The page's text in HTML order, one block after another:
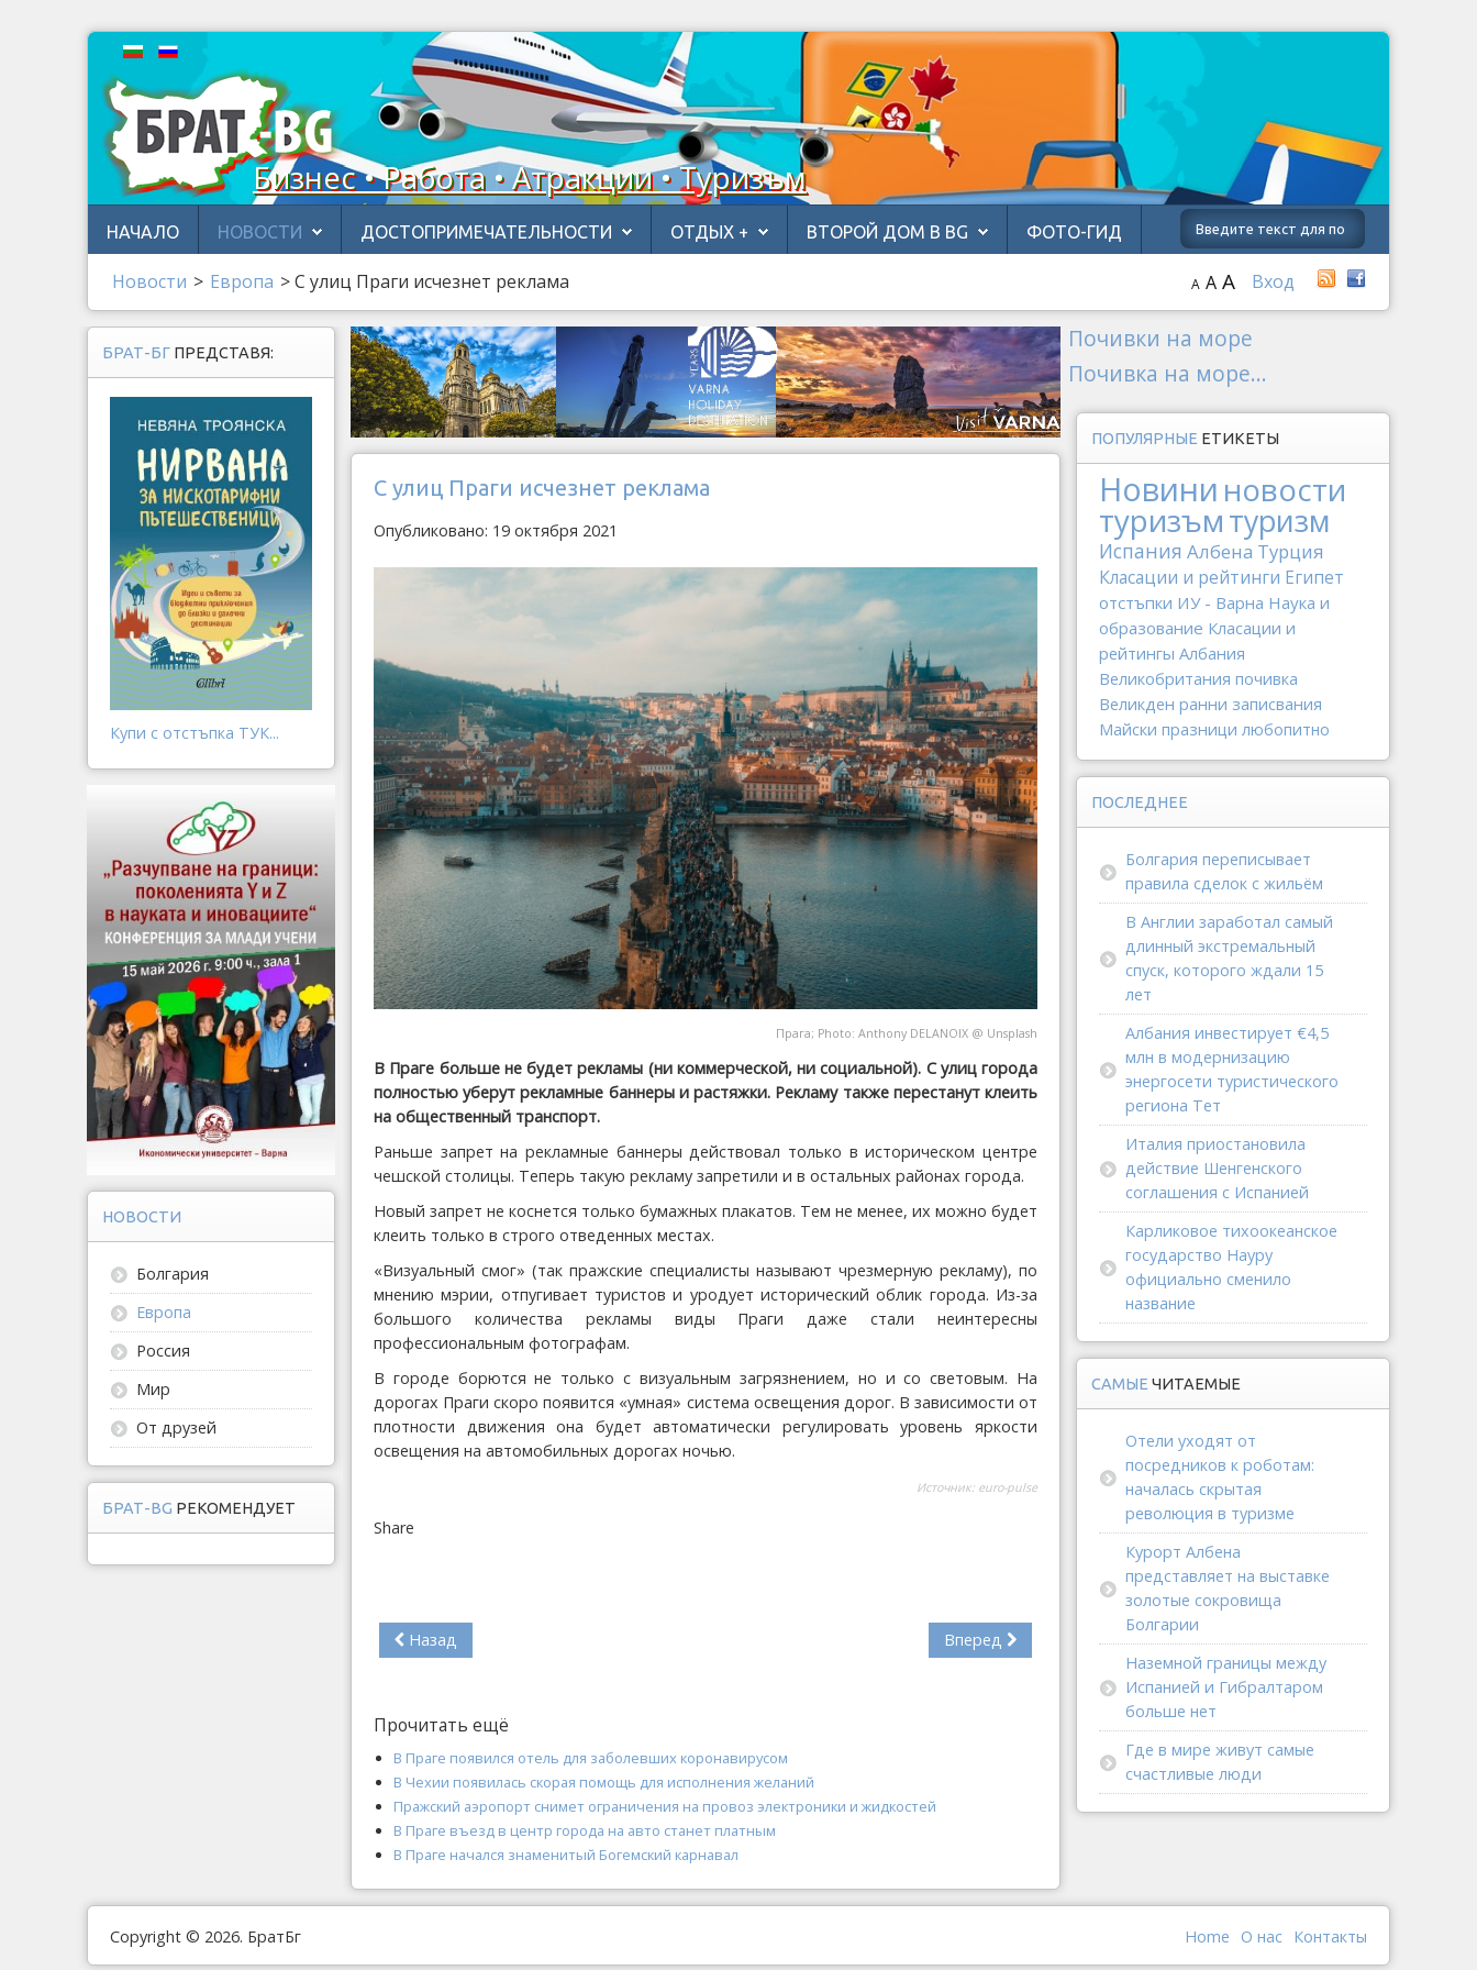
Бизнес • Работа • Атракции • Туризъм
НАЧАЛО НОВОСТИ ДОСТОПРИМЕЧАТЕЛЬНОСТИ ОТДЫХ + ВТОРОЙ ДОМ В BG ФОТО-ГИД
Новости > Европа >С улиц Праги исчезнет реклама Вход
A A A
С улиц Праги исчезнет реклама
Опубликовано: 19 октября 2021
Прага; Photo: Anthony DELANOIX @ Unsplash
В Праге больше не будет рекламы (ни коммерческой, ни социальной). С улиц города
полностью уберут рекламные баннеры и растяжки. Рекламу также перестанут клеить
на общественный транспорт.
Раньше запрет на рекламные баннеры действовал только в историческом центре
чешской столицы. Теперь такую рекламу запретили и в остальных районах города.
Новый запрет не коснется только бумажных плакатов. Тем не менее, их можно будет
клеить только в строго отведенных местах.
«Визуальный смог» (так пражские специалисты называют чрезмерную рекламу), по
мнению мэрии, отпугивает туристов и уродует исторический облик города. Из-за
большого количества рекламы виды Праги даже стали неинтересны
профессиональным фотографам.
В городе борются не только с визуальным загрязнением, но и со световым. На
дорогах Праги скоро появится «умная» система освещения дорог. В зависимости от
плотности движения она будет автоматически регулировать уровень яркости
освещения на автомобильных дорогах ночью.
Источник: euro-pulse
Share
Назад Вперед
Прочитать ещё
В Праге появился отель для заболевших коронавирусом
В Чехии появилась скорая помощь для исполнения желаний
Пражский аэропорт снимет ограничения на провоз электроники и жидкостей
В Праге въезд в центр города на авто станет платным
В Праге начался знаменитый Богемский карнавал
БРАТ-БГ ПРЕДСТАВЯ:
Купи с отстъпка ТУК...
НОВОСТИ
Болгария
Европа
Россия
Мир
От друзей
БРАТ-BG РЕКОМЕНДУЕТ
Почивки на море
Почивка на море...
ПОПУЛЯРНЫЕ ЕТИКЕТЫ
Новини новости
туризъмтуризм
Испания Албена Турция
Класации и рейтинги Египет
отстъпки ИУ - Варна Наука и
образование Класации и
рейтингы Албания
Великобритания почивка
Великден ранни записвания
Майски празници любопитно
ПОСЛЕДНЕЕ
Болгария переписывает
правила сделок с жильём
В Англии заработал самый
длинный экстремальный
спуск, которого ждали 15
лет
Албания инвестирует €4,5
млн в модернизацию
энергосети туристического
региона Тет
Италия приостановила
действие Шенгенского
соглашения с Испанией
Карликовое тихоокеанское
государство Науру
официально сменило
название
САМЫЕ ЧИТАЕМЫЕ
Отели уходят от
посредников к роботам:
началась скрытая
революция в туризме
Курорт Албена
представляет на выставке
золотые сокровища
Болгарии
Наземной границы между
Испанией и Гибралтаром
больше нет
Где в мире живут самые
счастливые люди
Copyright © 2026. БратБг Контакты
О наc
Home